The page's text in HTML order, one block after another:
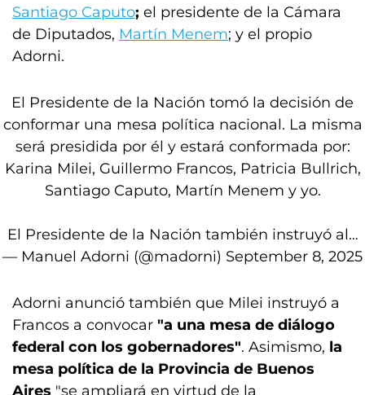
Santiago Caputo; el presidente de la Cámara
de Diputados, Martín Menem; y el propio
Adorni.
El Presidente de la Nación tomó la decisión de
conformar una mesa política nacional. La misma
será presidida por él y estará conformada por:
Karina Milei, Guillermo Francos, Patricia Bullrich,
Santiago Caputo, Martín Menem y yo.
El Presidente de la Nación también instruyó al…
— Manuel Adorni (@madorni) September 8, 2025
Adorni anunció también que Milei instruyó a
Francos a convocar "a una mesa de diálogo
federal con los gobernadores". Asimismo, la
mesa política de la Provincia de Buenos
Aires "se ampliará en virtud de la